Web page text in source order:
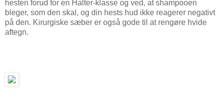
hesten forud for en Halter-klasse og ved, at shampooen
bleger, som den skal, og din hests hud ikke reagerer negativt
på den. Kirurgiske sæber er også gode til at rengøre hvide
aftegn.